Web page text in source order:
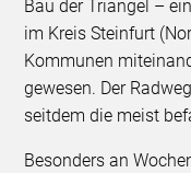
Bau der Triangel –
im Kreis Steinfurt
Kommunen
gewesen. Der
seitdem die meist
Besonders an